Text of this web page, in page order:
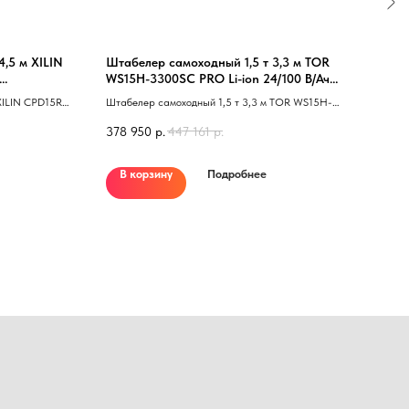
м XILIN
CPD15R
Штабелер самоходный 1,5 т 3,3 м TOR
WS15H-3300SC PRO Li-ion 24/100 В/Ач
контроль скорости подъема
Штабелер самоходный 1,5 т 3,3 м TOR WS15H-
подъема
378 950 р. 447 161 р.
В корзину Подробнее
с вами и ответят на все вопросы